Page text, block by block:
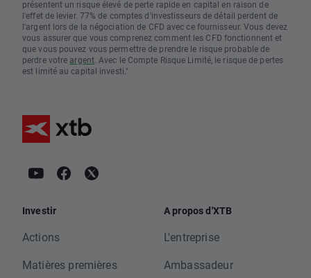
présentent un risque élevé de perte rapide en capital en raison de
l'effet de levier. 77% de comptes d'investisseurs de détail perdent de
l'argent lors de la négociation de CFD avec ce fournisseur. Vous devez
vous assurer que vous comprenez comment les CFD fonctionnent et
que vous pouvez vous permettre de prendre le risque probable de
perdre votre argent. Avec le Compte Risque Limité, le risque de pertes
est limité au capital investi."
Investir
Actions
Matières premières
A propos d'XTB
L'entreprise
Ambassadeur